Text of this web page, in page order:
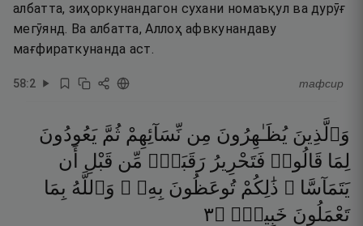
албатта, зиҳоркунандагон сухани номаъқул ва дурӯғ
мегӯянд. Ва албатта, Аллоҳ афвкунандаву
мағфираткунанда аст.
58:2 тафсир
وَٱلَّذِينَ يُظَـٰهِرُونَ مِن نِّسَآئِهِمْ ثُمَّ يَعُودُونَ
لِمَا قَالُوا۟ فَتَحْرِيرُ رَقَبَةٍۢ مِّن قَبْلِ
أَن
يَتَمَآسَّا ۚ ذَٰلِكُمْ تُوعَظُونَ بِهِۦ ۚ وَٱللَّهُ بِمَا
تَعْمَلُونَ خَبِيرٌۭ ۝٣